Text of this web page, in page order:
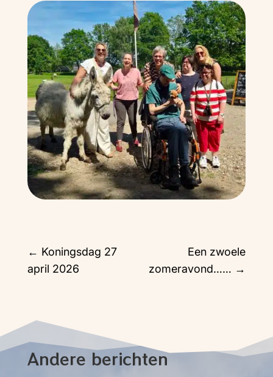
← Koningsdag 27
april 2026
Een zwoele
zomeravond…… →
Andere berichten